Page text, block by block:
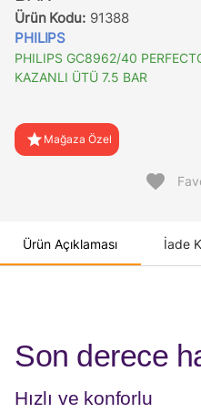
Ürün Kodu: 91388
PHILIPS
PHILIPS GC8962/40
KAZANLI ÜTÜ 7.5 BAR
star Mağaza Özel
favorite
Ürün Açıklaması İade
Son derece
Hızlı ve konforlu